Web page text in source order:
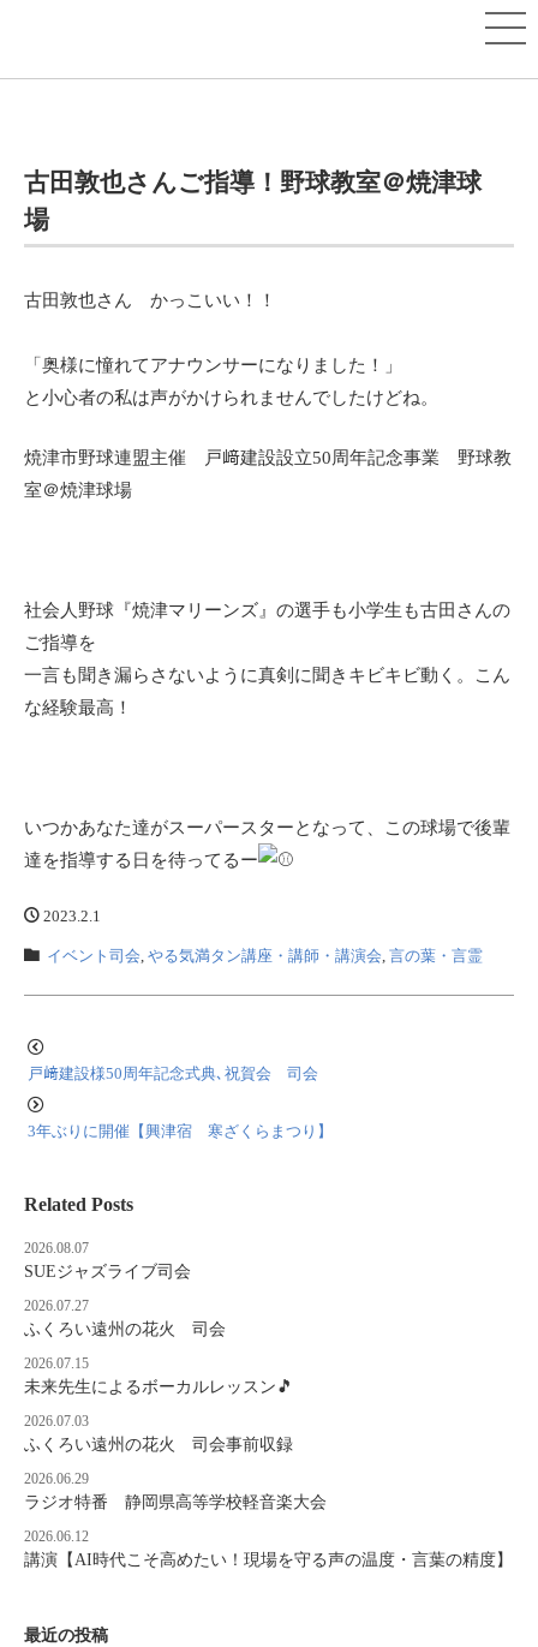
古田敦也さんご指導！野球教室＠焼津球
場
古田敦也さん かっこいい！！
「奥様に憧れてアナウンサーになりました！」
と小心者の私は声がかけられませんでしたけどね。
焼津市野球連盟主催 戸﨑建設設立50周年記念事業 野球教
室＠焼津球場
社会人野球『焼津マリーンズ』の選手も小学生も古田さんの
ご指導を
一言も聞き漏らさないように真剣に聞きキビキビ動く。こん
な経験最高！
いつかあなた達がスーパースターとなって、この球場で後輩
達を指導する日を待ってるー
2023.2.1
イベント司会, やる気満タン講座・講師・講演会, 言の葉・言霊
戸﨑建設様50周年記念式典､祝賀会 司会
3年ぶりに開催【興津宿 寒ざくらまつり】
Related Posts
2026.08.07
SUEジャズライブ司会
2026.07.27
ふくろい遠州の花火 司会
2026.07.15
未来先生によるボーカルレッスン🎵
2026.07.03
ふくろい遠州の花火 司会事前収録
2026.06.29
ラジオ特番 静岡県高等学校軽音楽大会
2026.06.12
講演【AI時代こそ高めたい！現場を守る声の温度・言葉の精度】
最近の投稿